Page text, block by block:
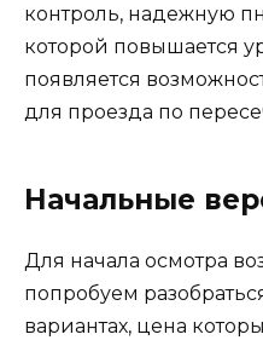
контроль, надежную
которой повышается
появляется
для проезда по
Начальные
Для начала осмотра
попробуем
вариантах, цена